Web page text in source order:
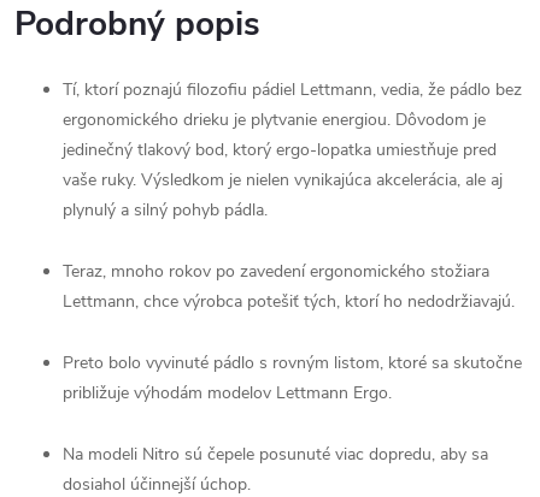
Podrobný popis
Tí, ktorí poznajú filozofiu pádiel Lettmann, vedia, že pádlo bez
ergonomického drieku je plytvanie energiou. Dôvodom je
jedinečný tlakový bod, ktorý ergo-lopatka umiestňuje pred
vaše ruky. Výsledkom je nielen vynikajúca akcelerácia, ale aj
plynulý a silný pohyb pádla.
Teraz, mnoho rokov po zavedení ergonomického stožiara
Lettmann, chce výrobca potešiť tých, ktorí ho nedodržiavajú.
Preto bolo vyvinuté pádlo s rovným listom, ktoré sa skutočne
približuje výhodám modelov Lettmann Ergo.
Na modeli Nitro sú čepele posunuté viac dopredu, aby sa
dosiahol účinnejší úchop.